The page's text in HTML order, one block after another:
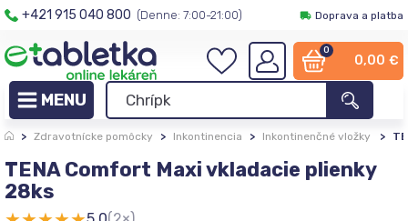
+421 915 040 800 (Denne: 7:00-21:00) Doprava a platba
0
0,00 €
> Zdravotnícke pomôcky > Inkontinencia > Inkontinenčné vložky >
TENA Comfort Maxi vkladacie plienky
28ks